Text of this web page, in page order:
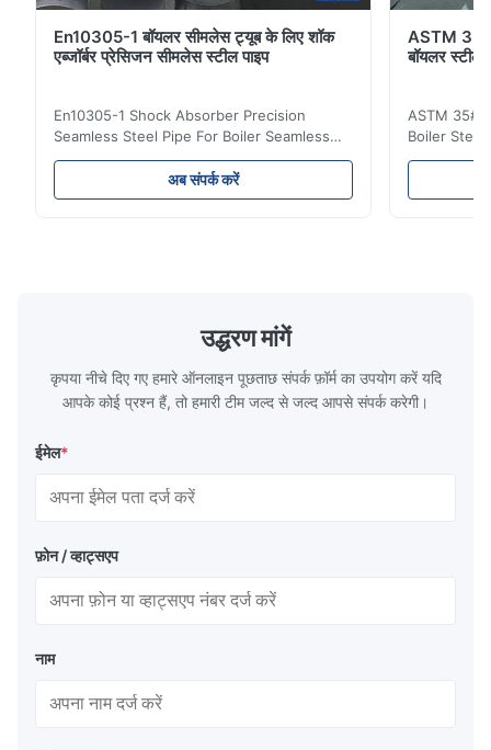
En10305-1 बॉयलर सीमलेस ट्यूब के लिए शॉक
एब्जॉर्बर प्रेसिजन सीमलेस स्टील पाइप
En10305-1 Shock Absorber Precision
Seamless Steel Pipe For Boiler Seamless
Tube Seamless Precision steel tubes To be
used in hydraulic system, automobile and
precision machinery parts for cars and
14m,5.8m,6m,10m-12m,12m or as
customer's actual requirys Standard JIS
अब संपर्क करें
ASTM
बॉयलर
ASTM 35#
Boiler Steel
Lehgth Its
Q235,
उद्धरण मांगें
कृपया नीचे दिए गए हमारे ऑनलाइन पूछताछ संपर्क फ़ॉर्म का उपयोग करें यदि
आपके कोई प्रश्न हैं, तो हमारी टीम जल्द से जल्द आपसे संपर्क करेगी।
ईमेल*
फ़ोन / व्हाट्सएप
नाम